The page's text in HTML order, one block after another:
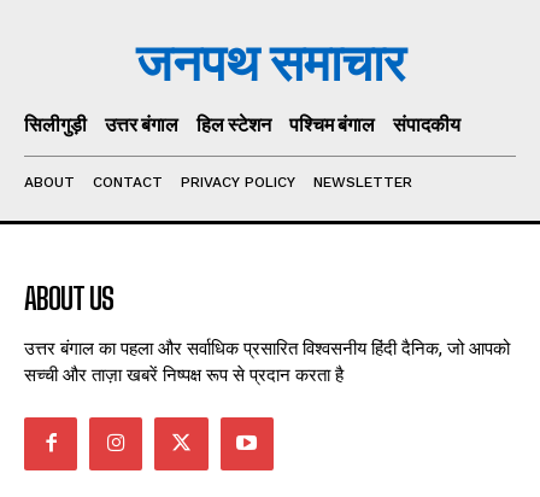
जनपथ समाचार
सिलीगुड़ी उत्तर बंगाल हिल स्टेशन पश्चिम बंगाल संपादकीय
ABOUT CONTACT PRIVACY POLICY NEWSLETTER
ABOUT US
उत्तर बंगाल का पहला और सर्वाधिक प्रसारित विश्वसनीय हिंदी दैनिक, जो आपको
सच्ची और ताज़ा खबरें निष्पक्ष रूप से प्रदान करता है